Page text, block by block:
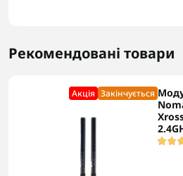
Рекомендовані товари
Акцiя Закінчується